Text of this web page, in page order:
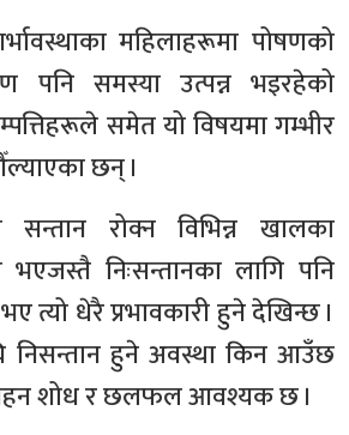
महिलाहरूमा पोषणको
पनि समस्या उत्पन्न भइरहेको
समेत यो विषयमा गम्भीर
छन् ।
सन्तान रोक्न विभिन्न खालका
निःसन्तानका लागि पनि
त्यो धेरै प्रभावकारी हुने देखिन्छ ।
निसन्तान हुने अवस्था किन आउँछ
गहन शोध र छलफल आवश्यक छ ।